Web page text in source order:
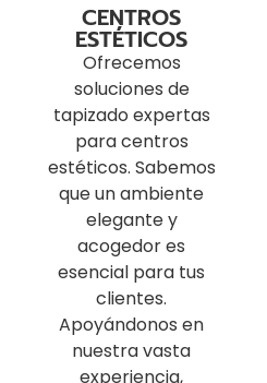
CENTROS
ESTÉTICOS
Ofrecemos
soluciones de
tapizado expertas
para centros
estéticos. Sabemos
que un ambiente
elegante y
acogedor es
esencial para tus
clientes.
Apoyándonos en
nuestra vasta
experiencia,